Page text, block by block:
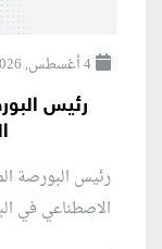
4 أغسطس, 2026
رئيس
رئيس البورصة
الاصطناعي في